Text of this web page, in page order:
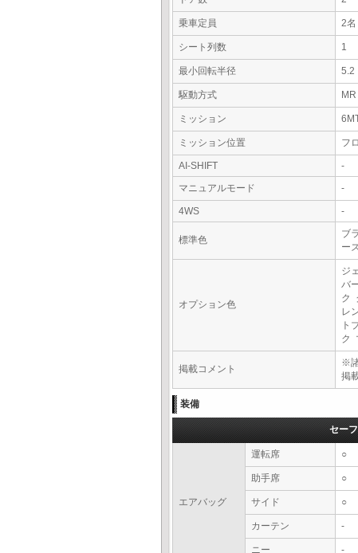
乗車定員 2名
シート列数 1
最小回転半径 5.2
駆動方式 MR
ミッション
ミッション位置 フ
AI-SHIFT
-
マニュアルモード
-
4WS -
標準色
ブ
ー
オプション色
ジ
バ
ク
レ
ト
ク
掲載コメント
※
掲
装備
セー
エアバッグ
運転席 ○
助手席 ○
サイド ○
カーテン -
ニー -